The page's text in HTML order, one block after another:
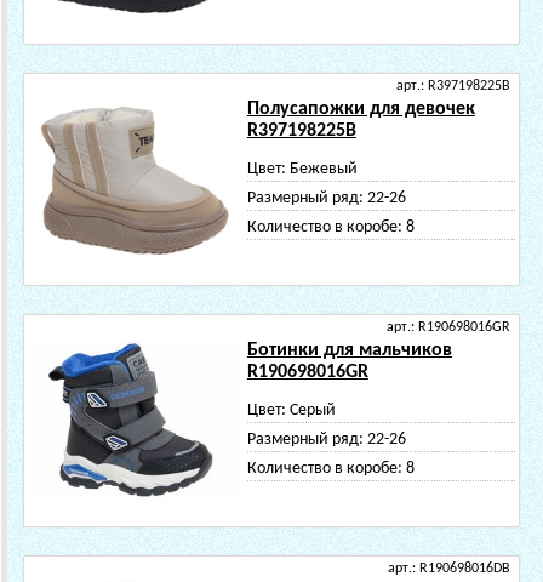
арт.: R397198225B
Полусапожки для девочек
R397198225B
Цвет: Бежевый
Размерный ряд: 22-26
Количество в коробе: 8
арт.: R190698016GR
Ботинки для мальчиков
R190698016GR
Цвет: Серый
Размерный ряд: 22-26
Количество в коробе: 8
арт.: R190698016DB